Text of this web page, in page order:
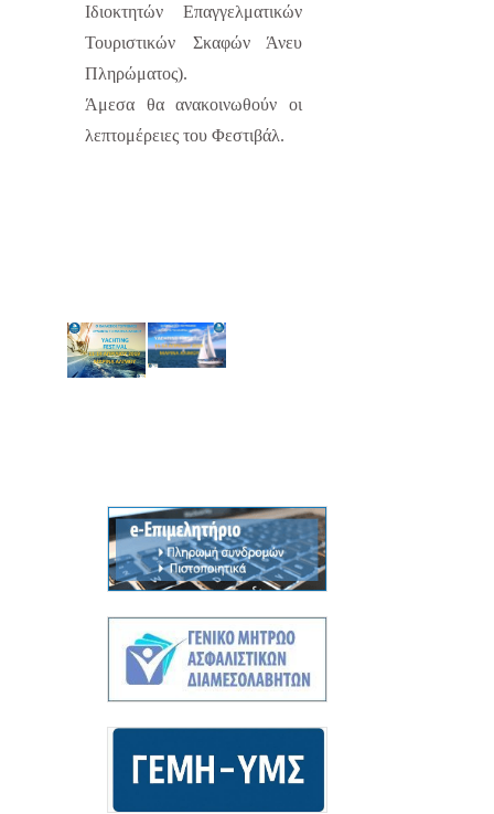
Ιδιοκτητών Επαγγελματικών
Τουριστικών Σκαφών Άνευ
Πληρώματος).
Άμεσα θα ανακοινωθούν οι
λεπτομέρειες του Φεστιβάλ.